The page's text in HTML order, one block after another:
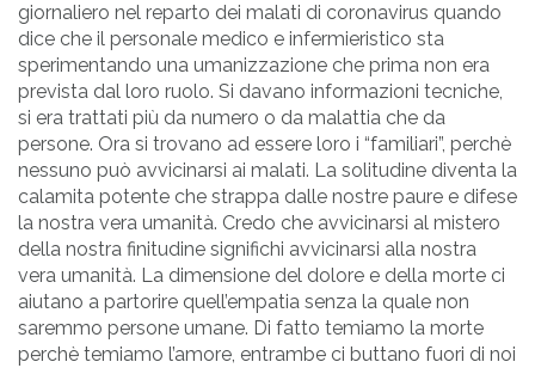
giornaliero nel reparto dei malati di coronavirus quando
dice che il personale medico e infermieristico sta
sperimentando una umanizzazione che prima non era
prevista dal loro ruolo. Si davano informazioni tecniche,
si era trattati più da numero o da malattia che da
persone. Ora si trovano ad essere loro i “familiari”, perchè
nessuno può avvicinarsi ai malati. La solitudine diventa la
calamita potente che strappa dalle nostre paure e difese
la nostra vera umanità. Credo che avvicinarsi al mistero
della nostra finitudine significhi avvicinarsi alla nostra
vera umanità. La dimensione del dolore e della morte ci
aiutano a partorire quell’empatia senza la quale non
saremmo persone umane. Di fatto temiamo la morte
perchè temiamo l’amore, entrambe ci buttano fuori di noi